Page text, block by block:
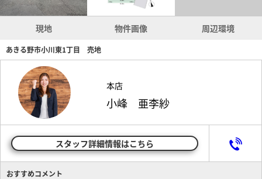
現地 物件画像 周辺環境
あきる野市小川東1丁目 売地
本店
小峰 亜李紗
スタッフ詳細情報はこちら
おすすめコメント